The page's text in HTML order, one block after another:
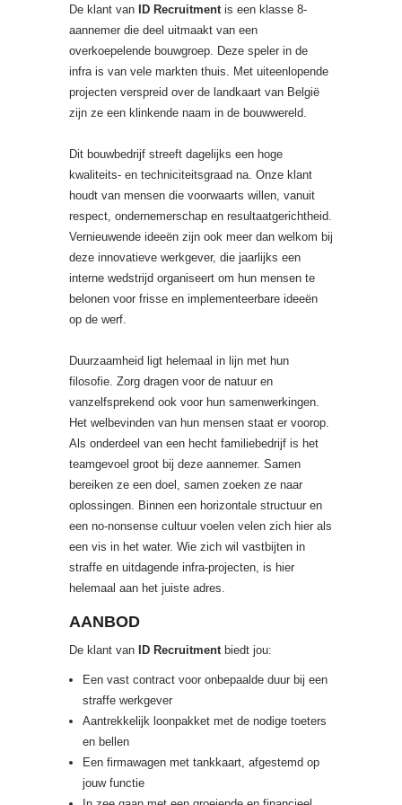
De klant van ID Recruitmentis een klasse 8-
aannemer die deel uitmaakt van een
overkoepelende bouwgroep. Deze speler in de
infra is van vele markten thuis. Met uiteenlopende
projecten verspreid over de landkaart van België
zijn ze een klinkende naam in de bouwwereld.
Dit bouwbedrijf streeft dagelijks een hoge
kwaliteits- en techniciteitsgraad na. Onze klant
houdt van mensen die voorwaarts willen, vanuit
respect, ondernemerschap en resultaatgerichtheid.
Vernieuwende ideeën zijn ook meer dan welkom bij
deze innovatieve werkgever, die jaarlijks een
interne wedstrijd organiseert om hun mensen te
belonen voor frisse en implementeerbare ideeën
op de werf.
Duurzaamheid ligt helemaal in lijn met hun
filosofie. Zorg dragen voor de natuur en
vanzelfsprekend ook voor hun samenwerkingen.
Het welbevinden van hun mensen staat er voorop.
Als onderdeel van een hecht familiebedrijf is het
teamgevoel groot bij deze aannemer. Samen
bereiken ze een doel, samen zoeken ze naar
oplossingen. Binnen een horizontale structuur en
een no-nonsense cultuur voelen velen zich hier als
een vis in het water. Wie zich wil vastbijten in
straffe en uitdagende infra-projecten, is hier
helemaal aan het juiste adres.
AANBOD
De klant van ID Recruitmentbiedt jou:
Een vast contract voor onbepaalde duur bij een
straffe werkgever
Aantrekkelijk loonpakket met de nodige toeters
en bellen
Een firmawagen met tankkaart, afgestemd op
jouw functie